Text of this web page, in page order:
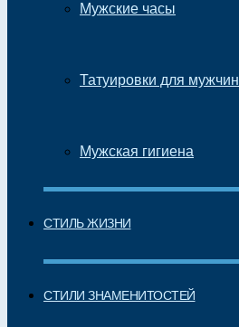
Мужские часы
Татуировки для мужчин
Мужская гигиена
СТИЛЬ ЖИЗНИ
СТИЛИ ЗНАМЕНИТОСТЕЙ